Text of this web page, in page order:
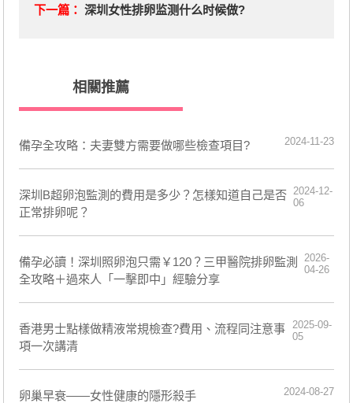
下一篇： 深圳女性排卵监测什么时候做?
相關推薦
備孕全攻略：夫妻雙方需要做哪些檢查項目? 2024-11-23
深圳B超卵泡監測的費用是多少？怎樣知道自己是否
正常排卵呢？
2024-12-
06
備孕必讀！深圳照卵泡只需￥120？三甲醫院排卵監測
全攻略＋過來人「一擊即中」經驗分享
2026-
04-26
香港男士點樣做精液常規檢查?費用、流程同注意事
項一次講清
2025-09-
05
卵巢早衰——女性健康的隱形殺手 2024-08-27